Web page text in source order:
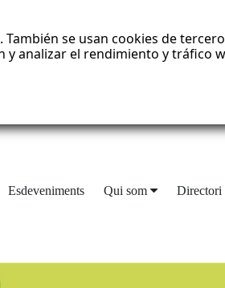
se usan cookies de
analizar el rendimiento y tráfico
Esdeveniments Qui som Directori